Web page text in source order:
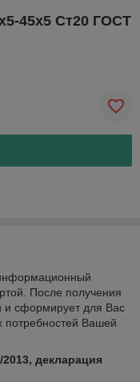
45х5 Ст20 ГОСТ
После получения
и сформирует для Вас
потребностей Вашей
декларация